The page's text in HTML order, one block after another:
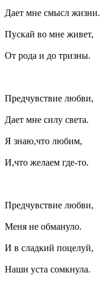
Дает мне смысл жизни.
Пускай во мне живет,
От рода и до тризны.
Предчувствие любви,
Дает мне силу света.
Я знаю,что любим,
И,что желаем где-то.
Предчувствие любви,
Меня не обмануло.
И в сладкий поцелуй,
Наши уста сомкнула.